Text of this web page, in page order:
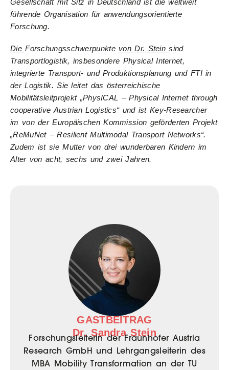
führende Organisation für anwendungsorientierte
Forschung.
DieForschungsschwerpunkte von Dr. Steinsind
Transportlogistik, insbesondere Physical Internet,
integrierte Transport- und Produktionsplanung und FTI in
der Logistik. Sie leitet das österreichische
Mobilitätsleitprojekt „PhysICAL – Physical Internet through
cooperative Austrian Logistics“ und ist Key-Researcher
im von der Europäischen Kommission geförderten Projekt
„ReMuNet – Resilient Multimodal Transport Networks“.
Zudem ist sie Mutter von drei wunderbaren Kindern im
Alter von acht, sechs und zwei Jahren.
GASTBEITRAG
Dr. Sandra Stein
Forschungsleiterin der Fraunhofer Austria
Research GmbH und Lehrgangsleiterin des
MBA Mobility Transformation an der TU